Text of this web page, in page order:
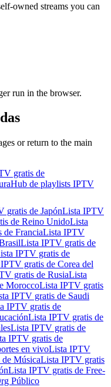
owned streams you can
run in the browser.
or return to the main
gratis de
Hub de playlists IPTV
gratis de JapónLista IPTV
de Reino UnidoLista
FranciaLista IPTV
Lista IPTV gratis de
IPTV gratis de
gratis de Corea del
gratis de RusiaLista
MoroccoLista IPTV gratis
IPTV gratis de Saudi
IPTV gratis de
Lista IPTV gratis de
Lista IPTV gratis de
IPTV gratis de
en vivoLista IPTV
MúsicaLista IPTV gratis
Lista IPTV gratis de Free-
Público